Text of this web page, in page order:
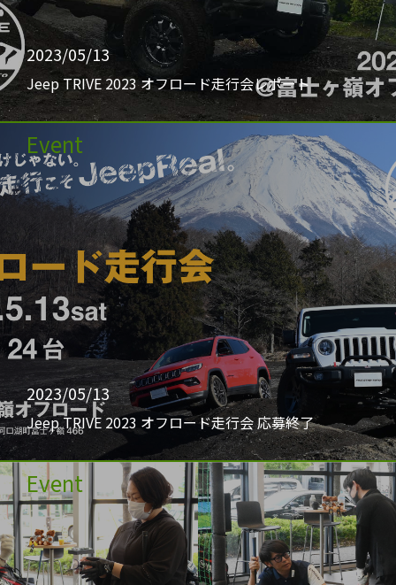
2023/05/13
Jeep TRIVE 2023 オフロード走行会レポート
Event
2023/05/13
Jeep TRIVE 2023 オフロード走行会 応募終了
Event